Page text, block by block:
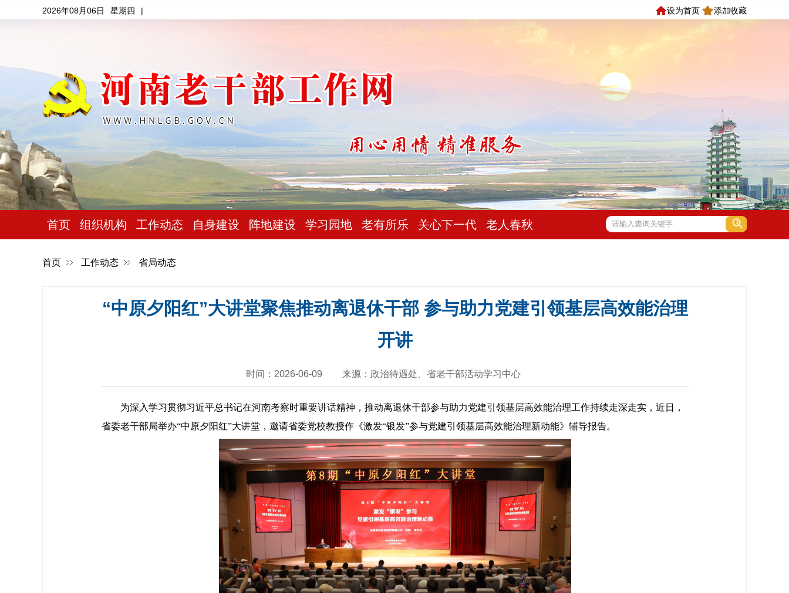
2026年08月06日 星期四 | 设为首页 添加收藏
首页 组织机构 工作动态 自身建设 阵地建设 学习园地 老有所乐 关心下一代 老人春秋
首页 工作动态 省局动态
“中原夕阳红”大讲堂聚焦推动离退休干部 参与助力党建引领基层高效能治理
开讲
时间：2026-06-09 来源：政治待遇处、省老干部活动学习中心
为深入学习贯彻习近平总书记在河南考察时重要讲话精神，推动离退休干部参与助力党建引领基层高效能治理工作持续走深走实，近日，
省委老干部局举办“中原夕阳红”大讲堂，邀请省委党校教授作《激发“银发”参与党建引领基层高效能治理新动能》辅导报告。